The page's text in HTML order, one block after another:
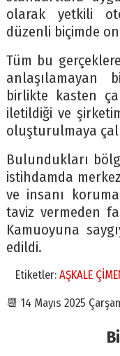
olarak yetkili
düzenli biçimde
Tüm bu
anlaşılamayan
birlikte kasten
iletildiği ve
oluşturulmaya
Bulundukları
istihdamda
ve insanı
taviz vermeden
Kamuoyuna
edildi.
Etiketler: AŞKALE
📆 14 Mayıs 2025